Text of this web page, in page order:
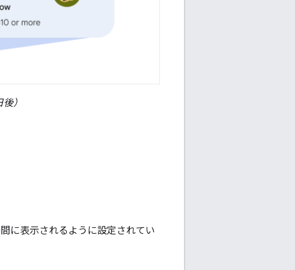
）
に表示されるように設定されてい